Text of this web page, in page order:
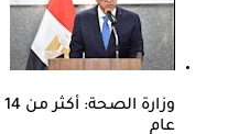
عام